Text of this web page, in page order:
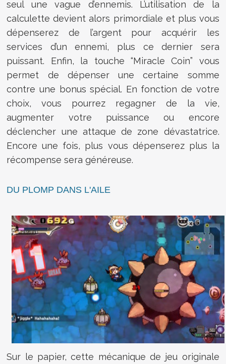
seul une vague d’ennemis. L’utilisation de la
calculette devient alors primordiale et plus vous
dépenserez de l’argent pour acquérir les
services d’un ennemi, plus ce dernier sera
puissant. Enfin, la touche “Miracle Coin” vous
permet de dépenser une certaine somme
contre une bonus spécial. En fonction de votre
choix, vous pourrez regagner de la vie,
augmenter votre puissance ou encore
déclencher une attaque de zone dévastatrice.
Encore une fois, plus vous dépenserez plus la
récompense sera généreuse.
DU PLOMP DANS L'AILE
Sur le papier, cette mécanique de jeu originale